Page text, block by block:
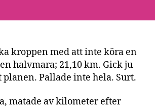
kroppen med att inte köra en
halvmara; 21,10 km. Gick ju
Pallade inte hela. Surt.
matade av kilometer efter